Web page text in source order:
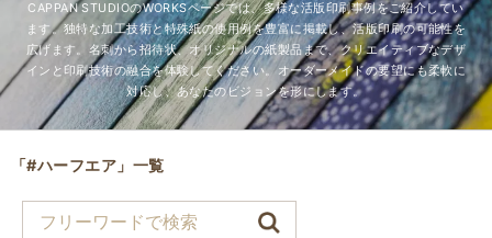
CAPPAN STUDIOのWORKSページでは、多様な活版印刷事例をご紹介してい
ます。独特な加工技術と特殊紙の使用例を豊富に掲載し、活版印刷の可能性を
広げます。名刺から招待状、オリジナルの紙製品まで、クリエイティブなデザ
インと印刷技術の融合を体験してください。オーダーメイドの要望にも柔軟に
対応し、あなたのビジョンを形にします。
「#ハーフエア」一覧